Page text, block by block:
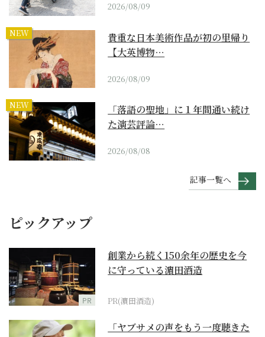
2026/08/09
NEW
貴重な日本美術作品が初の里帰り
【大英博物…
2026/08/09
NEW
「落語の聖地」に１年間通い続け
た演芸評論…
2026/08/08
記事一覧へ
ピックアップ
PR
創業から続く150余年の歴史を今
に守っている濵田酒造
PR(濵田酒造)
「ヤブサメの声をもう一度聴きた